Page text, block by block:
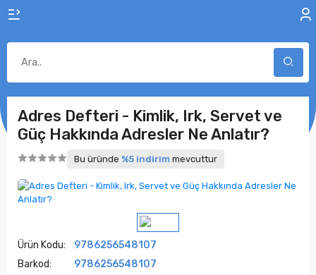
Adres Defteri - Kimlik, Irk, Servet ve
Güç Hakkında Adresler Ne Anlatır?
Bu üründe %5 indirim mevcuttur
Ürün Kodu:
9786256548107
Barkod:
9786256548107